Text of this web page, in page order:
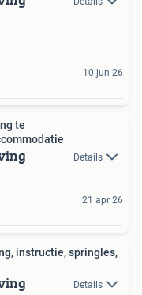
10 jun 26
te
Details
21 apr 26
instructie, springles,
Details